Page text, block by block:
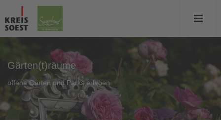
Gärten(t)räume
offene Gärten und Parks erleben